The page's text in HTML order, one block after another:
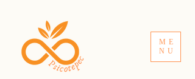
ME
NU